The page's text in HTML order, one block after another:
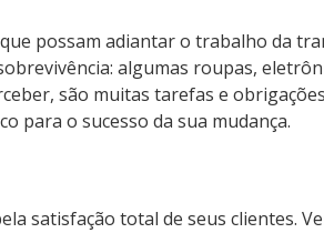
possam adiantar o trabalho da
algumas roupas,
são muitas tarefas e
para o sucesso da sua mudança.
satisfação total de seus clientes.